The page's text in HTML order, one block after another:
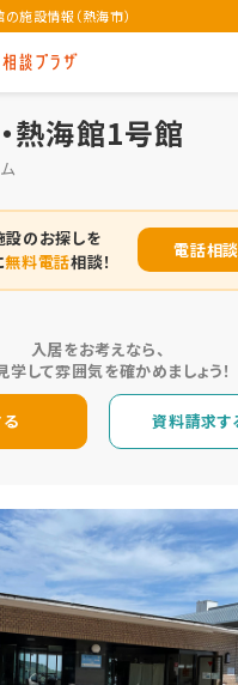
施設情報（熱海市）
熱海館1号館
設のお探しを
無料電話相談！
電話相
入居をお考えなら、
学して雰囲気を確かめましょう！
資料請求す